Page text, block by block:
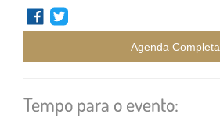
Agenda Completa
Tempo para o evento: